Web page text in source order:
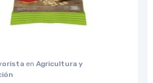
en Agricultura y